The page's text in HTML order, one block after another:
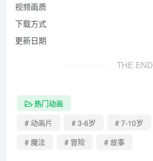
视频画质
下载方式
更新日期
THE END
热门动画
# 动画片
# 3-6岁 # 7-10岁
# 魔法
# 冒险 # 故事